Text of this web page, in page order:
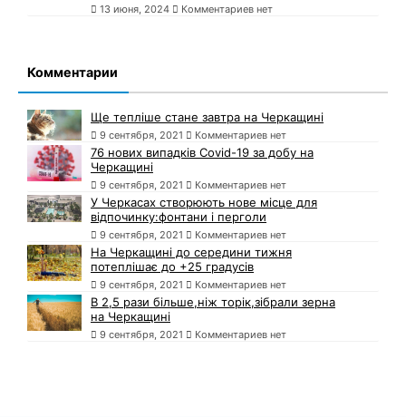
13 июня, 2024 Комментариев нет
Комментарии
Ще тепліше стане завтра на Черкащині
9 сентября, 2021 Комментариев нет
76 нових випадків Covid-19 за добу на
Черкащині
9 сентября, 2021 Комментариев нет
У Черкасах створюють нове місце для
відпочинку:фонтани і перголи
9 сентября, 2021 Комментариев нет
На Черкащині до середини тижня
потеплішає до +25 градусів
9 сентября, 2021 Комментариев нет
В 2,5 рази більше,ніж торік,зібрали зерна
на Черкащині
9 сентября, 2021 Комментариев нет